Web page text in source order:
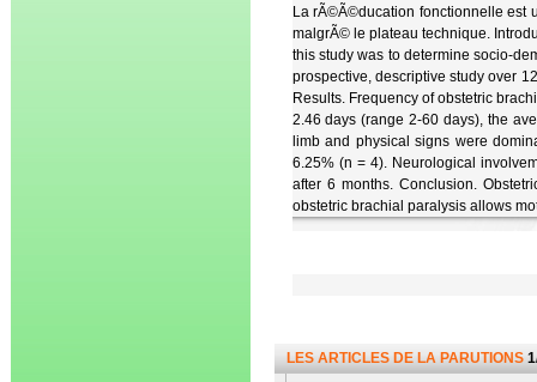
La rÃ©Ã©ducation fonctionnelle est
malgrÃ© le plateau technique.
this study was to determine socio-
prospective, descriptive study over
Results. Frequency of obstetric
2.46 days (range 2-60 days), the
limb and physical signs were
6.25% (n = 4). Neurological
after 6 months. Conclusion.
obstetric brachial paralysis allows
LES ARTICLES DE LA PARUTIONS